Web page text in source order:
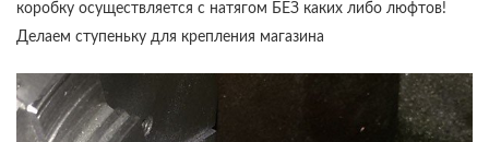
коробку осуществляется с натягом БЕЗ каких либо люфтов!
Делаем ступеньку для крепления магазина